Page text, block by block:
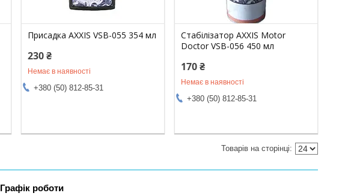
Присадка AXXIS VSB-055 354 мл
230 ₴
Немає в наявності
+380 (50) 812-85-31
Стабілізатор AXXIS Motor
Doctor VSB-056 450 мл
170 ₴
Немає в наявності
+380 (50) 812-85-31
Графік роботи